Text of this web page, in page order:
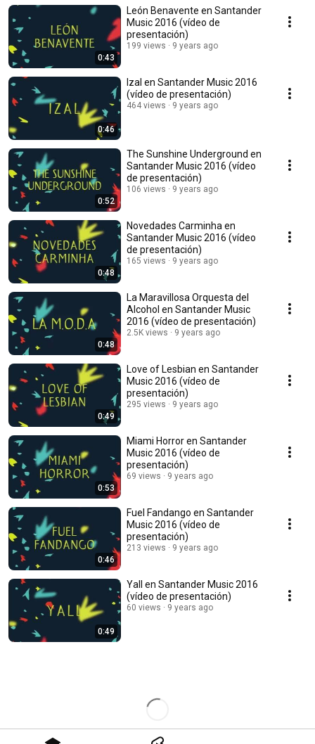
0:43
León Benavente en Santander
Music 2016 (vídeo de
presentación)
199 views 9 years ago
0:46
Izal en Santander Music 2016
(vídeo de presentación)
464 views 9 years ago
0:52
The Sunshine Underground en
Santander Music 2016 (vídeo
de presentación)
106 views 9 years ago
0:48
Novedades Carminha en
Santander Music 2016 (vídeo
de presentación)
165 views 9 years ago
0:48
La Maravillosa Orquesta del
Alcohol en Santander Music
2016 (vídeo de presentación)
2.5K views 9 years ago
0:49
Love of Lesbian en Santander
Music 2016 (vídeo de
presentación)
295 views 9 years ago
0:53
Miami Horror en Santander
Music 2016 (vídeo de
presentación)
69 views 9 years ago
0:46
Fuel Fandango en Santander
Music 2016 (vídeo de
presentación)
213 views 9 years ago
0:49
Yall en Santander Music 2016
(vídeo de presentación)
60 views 9 years ago